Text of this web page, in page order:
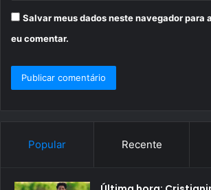
Salvar meus dados neste navegador para
eu comentar.
Popular Recente